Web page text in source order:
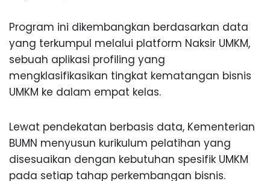
Program ini dikembangkan berdasarkan data
yang terkumpul melalui platform Naksir UMKM,
sebuah aplikasi profiling yang
mengklasifikasikan tingkat kematangan bisnis
UMKM ke dalam empat kelas.
Lewat pendekatan berbasis data, Kementerian
BUMN menyusun kurikulum pelatihan yang
disesuaikan dengan kebutuhan spesifik UMKM
pada setiap tahap perkembangan bisnis.